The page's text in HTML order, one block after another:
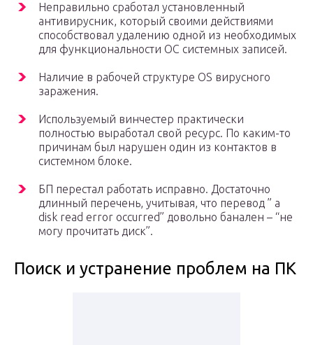
Неправильно сработал установленный
антивирусник, который своими действиями
способствовал удалению одной из необходимых
для функциональности ОС системных записей.
Наличие в рабочей структуре OS вирусного
заражения.
Используемый винчестер практически
полностью выработал свой ресурс. По каким-то
причинам был нарушен один из контактов в
системном блоке.
БП перестал работать исправно. Достаточно
длинный перечень, учитывая, что перевод ” a
disk read error occurred” довольно банален – “не
могу прочитать диск”.
Поиск и устранение проблем на ПК